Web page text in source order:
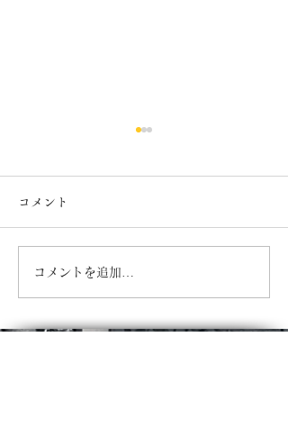
コメント
コメントを追加…